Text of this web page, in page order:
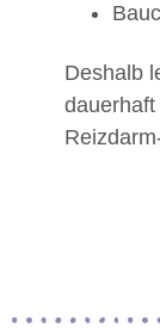
Deshalb